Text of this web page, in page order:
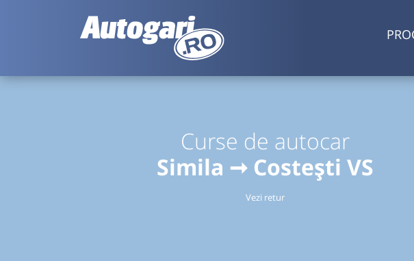
Curse de autocar
Simila ➞ Costești VS
Vezi retur